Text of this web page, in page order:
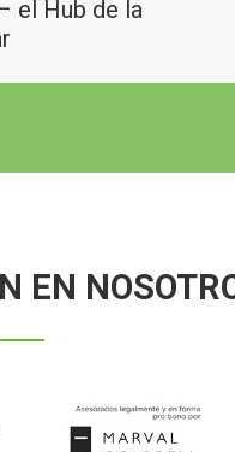
el Hub de la
EN